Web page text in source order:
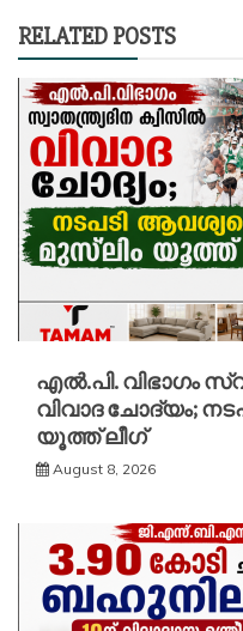
RELATED POSTS
എൽ.പി. വിഭാഗം
വിവാദ ചോദ്യം;
യൂത്ത് ലീഗ്
August 8, 2026